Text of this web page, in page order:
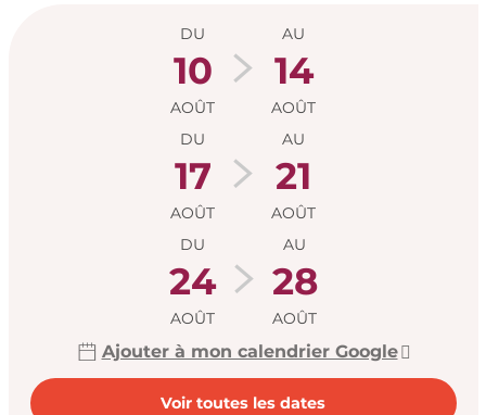
Ouverture et
DU
10
AOÛT
AU
14
AOÛT
DU
17
AOÛT
AU
21
AOÛT
DU
24
AOÛT
AU
28
AOÛT
Ajouter à mon calendrier Google
Voir toutes les dates